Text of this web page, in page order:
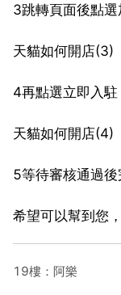
3跳轉頁面後點選
天貓如何開店(3)
4再點選立即入駐
天貓如何開店(4)
5等待審核通過後
希望可以幫到您
19樓：阿樂